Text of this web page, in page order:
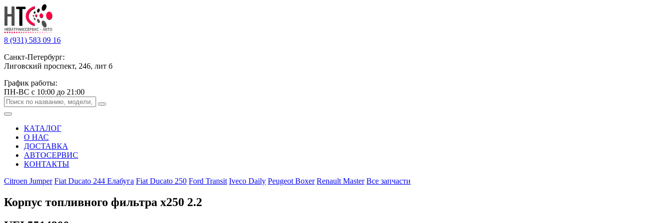
8 (931) 583 09 16
Санкт-Петербург:
Лиговский проспект, 246, лит б
График работы:
ПН-ВС с 10:00 до 21:00
КАТАЛОГ
О НАС
ДОСТАВКА
АВТОСЕРВИС
КОНТАКТЫ
Citroen Jumper Fiat Ducato 244 Елабуга Fiat Ducato 250 Ford Transit Iveco Daily Peugeot Boxer Renault Master Все запчасти
Корпус топливного фильтра х250 2.2